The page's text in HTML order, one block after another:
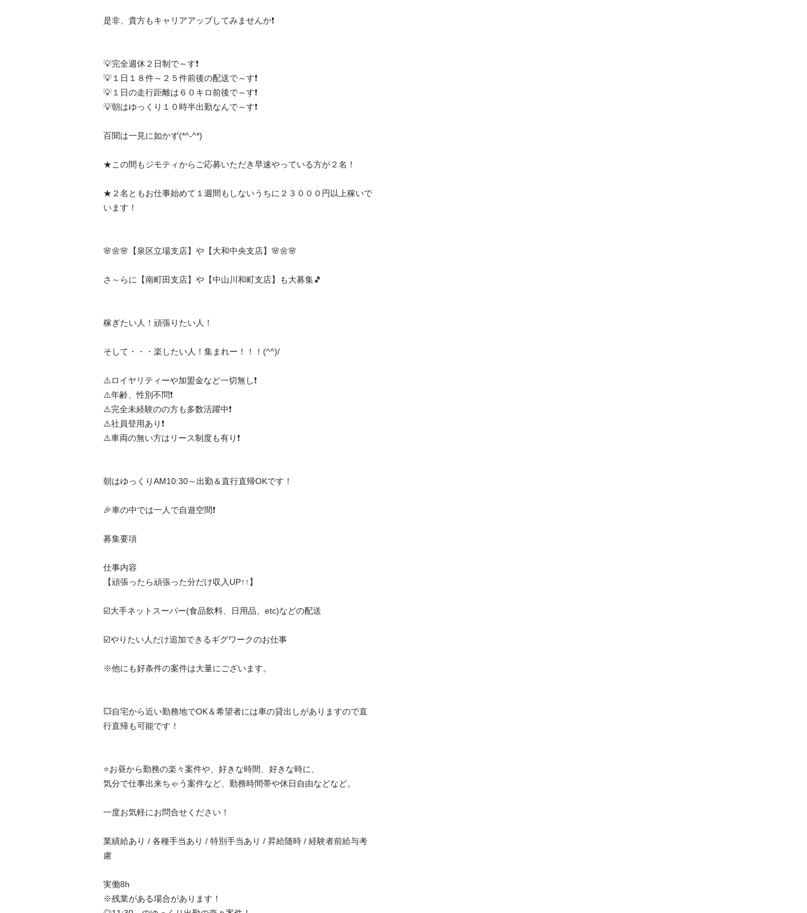
是非、貴方もキャリアアップしてみませんか❗️
💡完全週休２日制で～す❗️
💡１日１８件～２５件前後の配送で～す❗️
💡１日の走行距離は６０キロ前後で～す❗️
💡朝はゆっくり１０時半出勤なんで～す❗️
百聞は一見に如かず(*^-^*)
★この間もジモティからご応募いただき早速やっている方が２名！
★２名ともお仕事始めて１週間もしないうちに２３０００円以上稼いで
います！
🌸🌼🌸【泉区立場支店】や【大和中央支店】🌸🌼🌸
さ～らに【南町田支店】や【中山川和町支店】も大募集🎵
稼ぎたい人！頑張りたい人！
そして・・・楽したい人！集まれー！！！(^^)/
⚠️ロイヤリティーや加盟金など一切無し❗️
⚠️年齢、性別不問❗️
⚠️完全未経験のの方も多数活躍中❗️
⚠️社員登用あり❗️
⚠️車両の無い方はリース制度も有り❗️
朝はゆっくりAM10:30～出勤＆直行直帰OKです！
🎉車の中では一人で自遊空間❗️
募集要項
仕事内容
【頑張ったら頑張った分だけ収入UP↑↑】
☑️大手ネットスーパー(食品飲料、日用品、etc)などの配送
☑️やりたい人だけ追加できるギグワークのお仕事
※他にも好条件の案件は大量にございます。
💥自宅から近い勤務地でOK＆希望者には車の貸出しがありますので直
行直帰も可能です！
⭐️お昼から勤務の楽々案件や、好きな時間、好きな時に、
気分で仕事出来ちゃう案件など、勤務時間帯や休日自由などなど。
一度お気軽にお問合せください！
業績給あり / 各種手当あり / 特別手当あり / 昇給随時 / 経験者前給与考
慮
実働8h
※残業がある場合があります！